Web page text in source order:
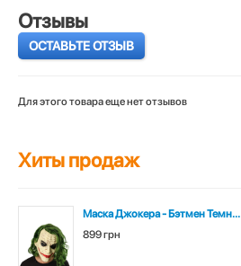
Отзывы
ОСТАВЬТЕ ОТЗЫВ
Для этого товара еще нет отзывов
Хиты продаж
Маска Джокера - Бэтмен Темн...
899 грн